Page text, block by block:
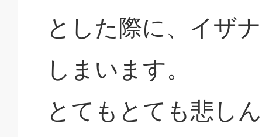
とした際に、イザ
しまいます。
とてもとても悲し